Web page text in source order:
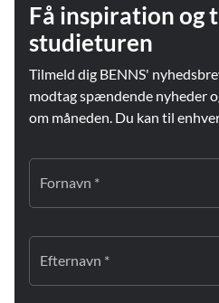
Få inspiration og
studieturen
Tilmeld dig BENNS'
modtag spændende nyheder
om måneden. Du kan til
Fornavn *
Efternavn *